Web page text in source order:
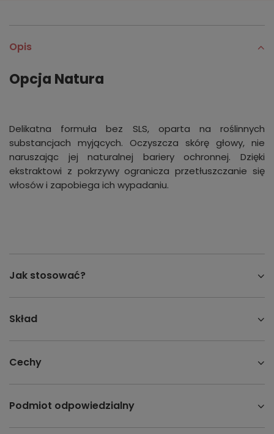
Opis
Opcja Natura
Delikatna formuła bez SLS, oparta na roślinnych
substancjach myjących. Oczyszcza skórę głowy, nie
naruszając jej naturalnej bariery ochronnej. Dzięki
ekstraktowi z pokrzywy ogranicza przetłuszczanie się
włosów i zapobiega ich wypadaniu.
Jak stosować?
Skład
Cechy
Podmiot odpowiedzialny